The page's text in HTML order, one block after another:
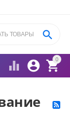
0



